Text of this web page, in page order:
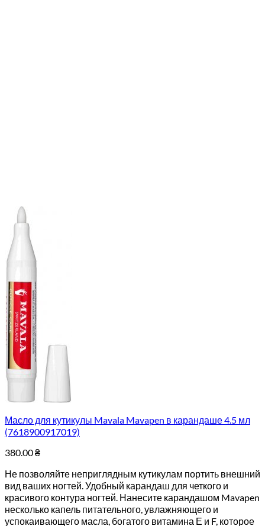
Масло для кутикулы Mavala Mavapen в карандаше 4.5 мл
(7618900917019)
380.00₴
Не позволяйте неприглядным кутикулам портить внешний
вид ваших ногтей. Удобный карандаш для четкого и
красивого контура ногтей. Нанесите карандашом Mavapen
несколько капель питательного, увлажняющего и
успокаивающего масла, богатого витамина Е и F, которое